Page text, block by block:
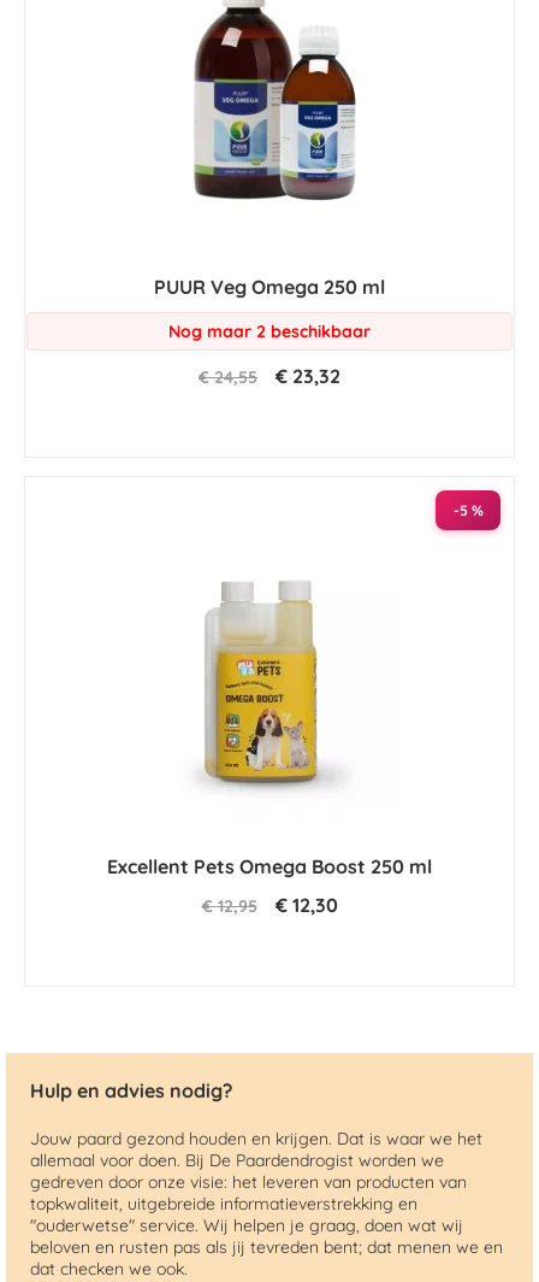
PUUR Veg Omega 250 ml
Nog maar 2 beschikbaar
€ 24,55 € 23,32
-5 %
Excellent Pets Omega Boost 250 ml
€ 12,95 € 12,30
Hulp en advies nodig?
Jouw paard gezond houden en krijgen. Dat is waar we het
allemaal voor doen. Bij De Paardendrogist worden we
gedreven door onze visie: het leveren van producten van
topkwaliteit, uitgebreide informatieverstrekking en
"ouderwetse" service. Wij helpen je graag, doen wat wij
beloven en rusten pas als jij tevreden bent; dat menen we en
dat checken we ook.